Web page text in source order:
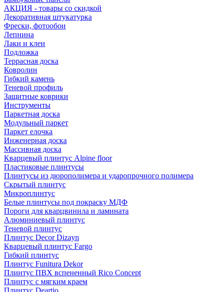
АКЦИЯ - товары со скидкой
Декоративная штукатурка
Фрески, фотообои
Лепнина
Лаки и клеи
Подложка
Террасная доска
Ковролин
Гибкий камень
Теневой профиль
Защитные коврики
Инструменты
Паркетная доска
Модульный паркет
Паркет елочка
Инженерная доска
Массивная доска
Кварцевый плинтус Alpine floor
Пластиковые плинтусы
Плинтусы из дюрополимера и ударопрочного полимера
Скрытый плинтус
Микроплинтус
Белые плинтусы под покраску МДФ
Пороги для кварцвинила и ламината
Алюминиевый плинтус
Теневой плинтус
Плинтус Decor Dizayn
Кварцевый плинтус Fargo
Гибкий плинтус
Плинтус Funitura Dekor
Плинтус ПВХ вспененный Rico Concept
Плинтус с мягким краем
Плинтус Deartio